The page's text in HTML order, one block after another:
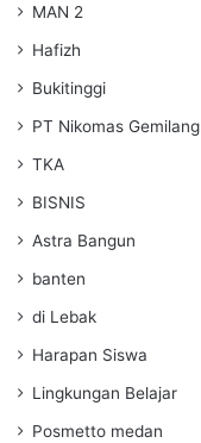
MAN 2
Hafizh
Bukitinggi
PT Nikomas Gemilang
TKA
BISNIS
Astra Bangun
banten
di Lebak
Harapan Siswa
Lingkungan Belajar
Posmetto medan